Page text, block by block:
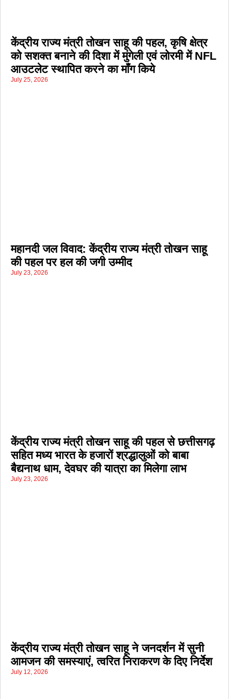
केंद्रीय राज्य मंत्री तोखन साहू की पहल, कृषि क्षेत्र
को सशक्त बनाने की दिशा में मुंगेली एवं लोरमी में NFL
आउटलेट स्थापित करने का माँग किये
July 25, 2026
महानदी जल विवाद: केंद्रीय राज्य मंत्री तोखन साहू
की पहल पर हल की जगी उम्मीद
July 23, 2026
केंद्रीय राज्य मंत्री तोखन साहू की पहल से छत्तीसगढ़
सहित मध्य भारत के हजारों श्रद्धालुओं को बाबा
बैद्यनाथ धाम, देवघर की यात्रा का मिलेगा लाभ
July 23, 2026
केंद्रीय राज्य मंत्री तोखन साहू ने जनदर्शन में सुनी
आमजन की समस्याएं, त्वरित निराकरण के दिए निर्देश
July 12, 2026